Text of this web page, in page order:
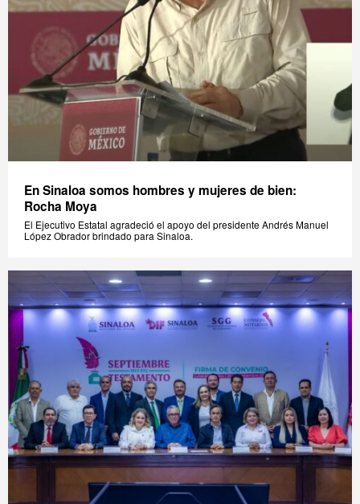
En Sinaloa somos hombres y mujeres de bien:
Rocha Moya
El Ejecutivo Estatal agradeció el apoyo del presidente Andrés Manuel
López Obrador brindado para Sinaloa.